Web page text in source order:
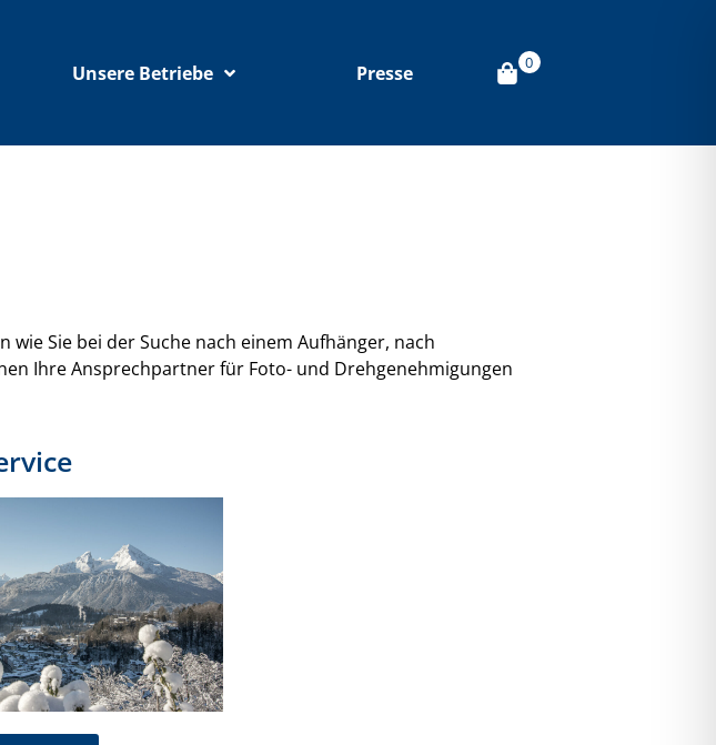
Unsere Betriebe Presse 0
Sie bei der Suche nach einem Aufhänger, nach
Ihre Ansprechpartner für Foto- und Drehgenehmigungen